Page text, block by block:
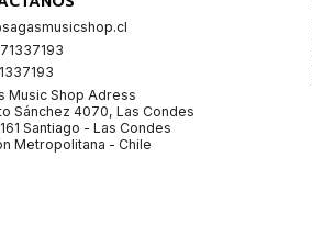
Music Shop Adress
Sánchez 4070, Las Condes
Santiago - Las Condes
Metropolitana - Chile